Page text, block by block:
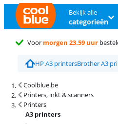
Bekijk alle
categorieën
Voor morgen 23.59 uur
HP A3 printersBrother A3
Coolblue.be
Printers, inkt & scanners
Printers
A3 printers
Zoekresultaten en sortering